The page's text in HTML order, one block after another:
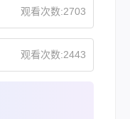
观看次数:2703
观看次数:2443